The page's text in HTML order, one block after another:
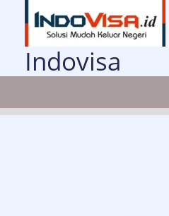
konten
Indovisa